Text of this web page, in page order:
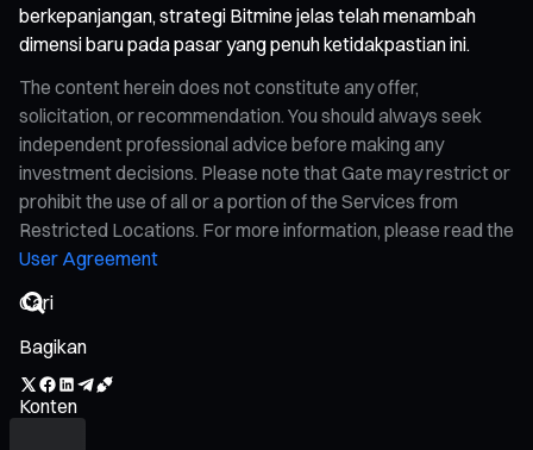
berkepanjangan, strategi Bitmine jelas telah menambah
dimensi baru pada pasar yang penuh ketidakpastian ini.
The content herein does not constitute any offer,
solicitation, or recommendation. You should always seek
independent professional advice before making any
investment decisions. Please note that Gate may restrict or
prohibit the use of all or a portion of the Services from
Restricted Locations. For more information, please read the
User Agreement
Bagikan
Konten